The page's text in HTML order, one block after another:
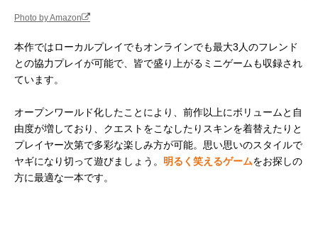
Photo by Amazon
本作ではローカルプレイでもオンラインでも最大3人のフレンド
との協力プレイが可能で、皆で盛り上がるミニゲームも収録され
ています。
オープンワールド化したことにより、前作以上にボリュームと自
由度が増しており、クエストをこなしたりスキンを着替えたりと
プレイヤー次第で多彩な楽しみ方が可能。思い思いのスタイルで
ヤギになり切って遊びましょう。 明るく笑えるゲームをお探しの
方に最適な一本です。